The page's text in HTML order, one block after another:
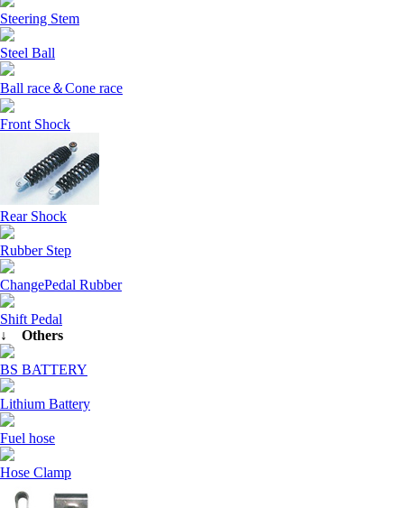
Steering Stem
Steel Ball
Ball race＆Cone race
Front Shock
Rear Shock
Rubber Step
ChangePedal Rubber
Shift Pedal
↓ Others
BS BATTERY
Lithium Battery
Fuel hose
Hose Clamp